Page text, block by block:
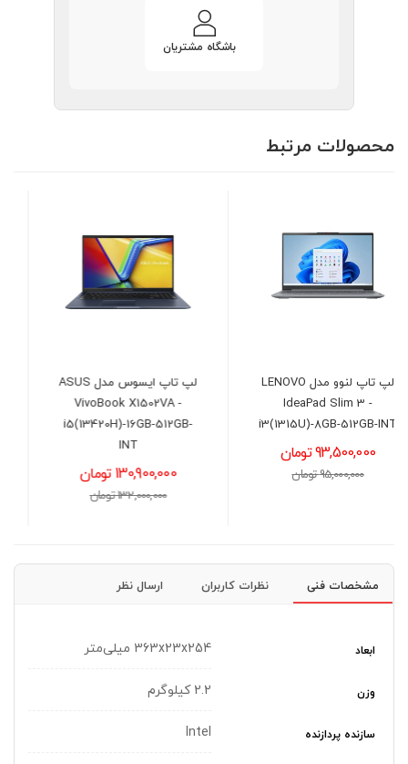
باشگاه مشتریان
محصولات مرتبط
VivoBook X1502VA -
i5(13420H)-16GB-512GB-
INT
130,900,000 تومان
لپ تاپ لنوو مدل LENOVO
LOQ GAMING -
i7(13650)16GB-512GB-
6GB(3050)
204,600,000 تومان
207,000,000 تومان
مشخصات فنی نظرات کاربران ارسال نظر
ابعاد 363x23x254 میلی‌متر
وزن 2.2 کیلوگرم
سازنده پردازنده Intel